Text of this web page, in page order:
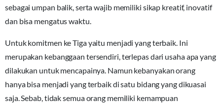
sebagai umpan balik, serta wajib memiliki sikap kreatif, inovatif
dan bisa mengatus waktu.
Untuk komitmen ke Tiga yaitu menjadi yang terbaik. Ini
merupakan kebanggaan tersendiri, terlepas dari usaha apa yang
dilakukan untuk mencapainya. Namun kebanyakan orang
hanya bisa menjadi yang terbaik di satu bidang yang dikuasai
saja. Sebab, tidak semua orang memiliki kemampuan